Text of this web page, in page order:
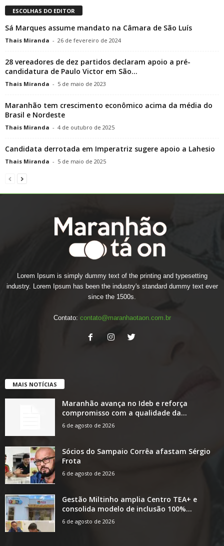
ESCOLHAS DO EDITOR
Sá Marques assume mandato na Câmara de São Luís
Thais Miranda - 26 de fevereiro de 2024
28 vereadores de dez partidos declaram apoio a pré-
candidatura de Paulo Victor em São...
Thais Miranda - 5 de maio de 2023
Maranhão tem crescimento econômico acima da média do
Brasil e Nordeste
Thais Miranda - 4 de outubro de 2025
Candidata derrotada em Imperatriz sugere apoio a Lahesio
Thais Miranda - 5 de maio de 2025
Lorem Ipsum is simply dummy text of the printing and typesetting
industry. Lorem Ipsum has been the industry's standard dummy text ever
since the 1500s.
Contato: contato@maranhaotaon.com.br
MAIS NOTÍCIAS
Maranhão avança no Ideb e reforça
compromisso com a qualidade da...
6 de agosto de 2026
Sócios do Sampaio Corrêa afastam Sérgio
Frota
6 de agosto de 2026
Gestão Miltinho amplia Centro TEA+ e
consolida modelo de inclusão 100%...
6 de agosto de 2026